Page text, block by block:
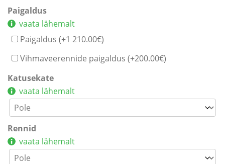
Paigaldus
vaata lähemalt
Paigaldus (+1 210.00€)
Vihmaveerennide paigaldus (+200.00€)
Katusekate
vaata lähemalt
Rennid
vaata lähemalt